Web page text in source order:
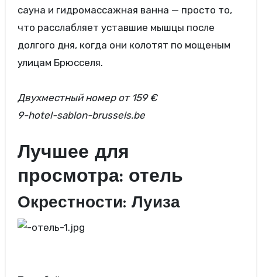
сауна и гидромассажная ванна — просто то,
что расслабляет уставшие мышцы после
долгого дня, когда они колотят по мощеным
улицам Брюсселя.
Двухместный номер от 159 €
9-hotel-sablon-brussels.be
Лучшее для
просмотра: отель
Окрестности: Луиза